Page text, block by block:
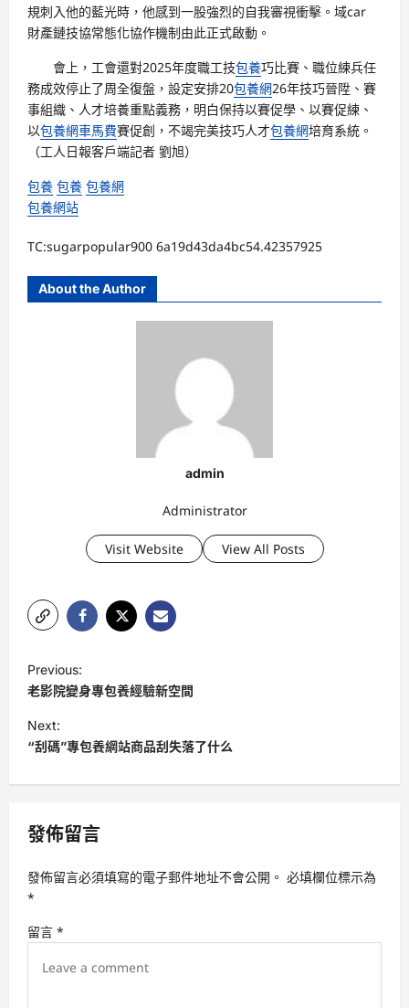
規刺入他的藍光時，他感到一股強烈的自我審視衝擊。域car
財產鏈技協常態化協作機制由此正式啟動。
會上，工會還對2025年度職工技包養巧比賽、職位練兵任
務成效停止了周全復盤，設定安排20包養網26年技巧晉陞、賽
事組織、人才培養重點義務，明白保持以賽促學、以賽促練、
以包養網車馬費賽促創，不竭完美技巧人才包養網培育系統。
（工人日報客戶端記者 劉旭）
包養 包養 包養網
包養網站
TC:sugarpopular900 6a19d43da4bc54.42357925
About the Author
admin
Administrator
Visit Website View All Posts
o
s
t
v
g
t
Previous:
老影院變身專包養經驗新空間
Next:
“刮碼”專包養網站商品刮失落了什么
發佈留言
發佈留言必須填寫的電子郵件地址不會公開。 必填欄位標示為
*
留言 *